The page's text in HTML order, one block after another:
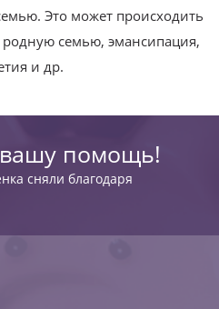
Это может происходить
семью, эмансипация,
и др.
вашу помощь!
сняли благодаря